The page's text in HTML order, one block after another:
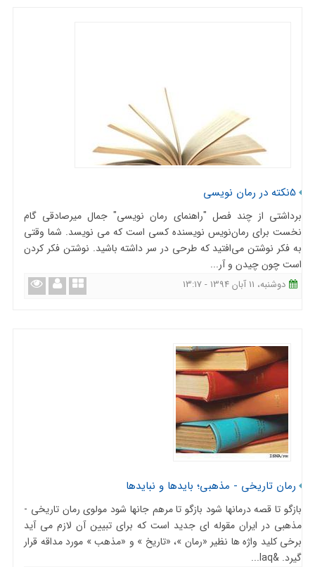
5نکته در رمان نویسی
برداشتی از چند فصل "راهنمای رمان نویسی" جمال میرصادقی گام
نخست برای رمان‌نویس نویسنده کسی است که می نویسد. شما وقتی
به فکر نوشتن می‌افتید که طرحی در سر داشته باشید. نوشتن فکر کردن
است چون چیدن و آر...
دوشنبه، 11 آبان 1394 - 13:17
رمان تاریخی - مذهبی؛ بایدها و نبایدها
بازگو تا قصه درمانها شود بازگو تا مرهم جانها شود مولوی رمان تاریخی -
مذهبی در ایران مقوله ای جدید است که برای تبیین آن لازم می آید
برخی کلید واژه ها نظیر «رمان »، «تاریخ » و «مذهب » مورد مداقه قرار
گیرد. &laq...